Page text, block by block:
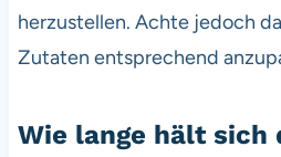
herzustellen. Achte jedoch
Zutaten entsprechend
Wie lange hält sich